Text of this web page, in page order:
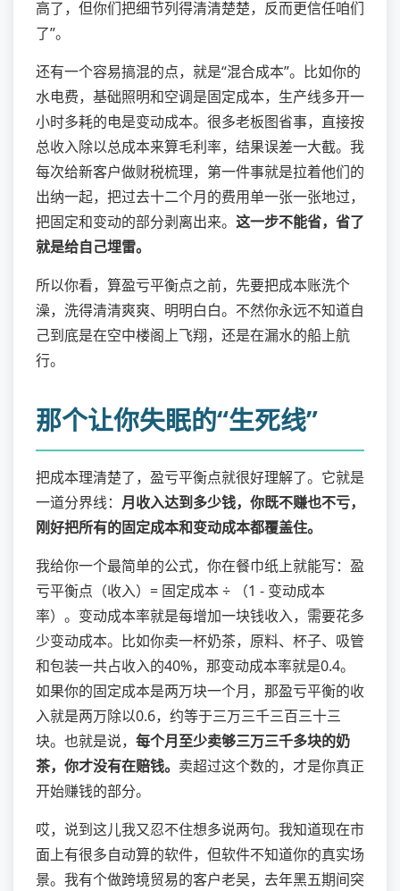
高了，但你们把细节列得清清楚楚，反而更信任咱们
了”。
还有一个容易搞混的点，就是“混合成本”。比如你的
水电费，基础照明和空调是固定成本，生产线多开一
小时多耗的电是变动成本。很多老板图省事，直接按
总收入除以总成本来算毛利率，结果误差一大截。我
每次给新客户做财税梳理，第一件事就是拉着他们的
出纳一起，把过去十二个月的费用单一张一张地过，
把固定和变动的部分剥离出来。 这一步不能省，省了
就是给自己埋雷。
所以你看，算盈亏平衡点之前，先要把成本账洗个
澡，洗得清清爽爽、明明白白。不然你永远不知道自
己到底是在空中楼阁上飞翔，还是在漏水的船上航
行。
那个让你失眠的“生死线”
把成本理清楚了，盈亏平衡点就很好理解了。它就是
一道分界线： 月收入达到多少钱，你既不赚也不亏，
刚好把所有的固定成本和变动成本都覆盖住。
我给你一个最简单的公式，你在餐巾纸上就能写：盈
亏平衡点（收入）= 固定成本 ÷ （1 - 变动成本
率）。变动成本率就是每增加一块钱收入，需要花多
少变动成本。比如你卖一杯奶茶，原料、杯子、吸管
和包装一共占收入的40%，那变动成本率就是0.4。
如果你的固定成本是两万块一个月，那盈亏平衡的收
入就是两万除以0.6，约等于三万三千三百三十三
块。也就是说， 每个月至少卖够三万三千多块的奶
茶，你才没有在赔钱。 卖超过这个数的，才是你真正
开始赚钱的部分。
哎，说到这儿我又忍不住想多说两句。我知道现在市
面上有很多自动算的软件，但软件不知道你的真实场
景。我有个做跨境贸易的客户老吴，去年黑五期间突